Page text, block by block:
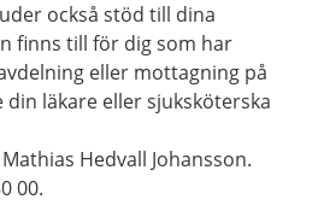
också stöd till dina
finns till för dig som har
eller mottagning på
din läkare eller sjuksköterska
Hedvall Johansson.
00.